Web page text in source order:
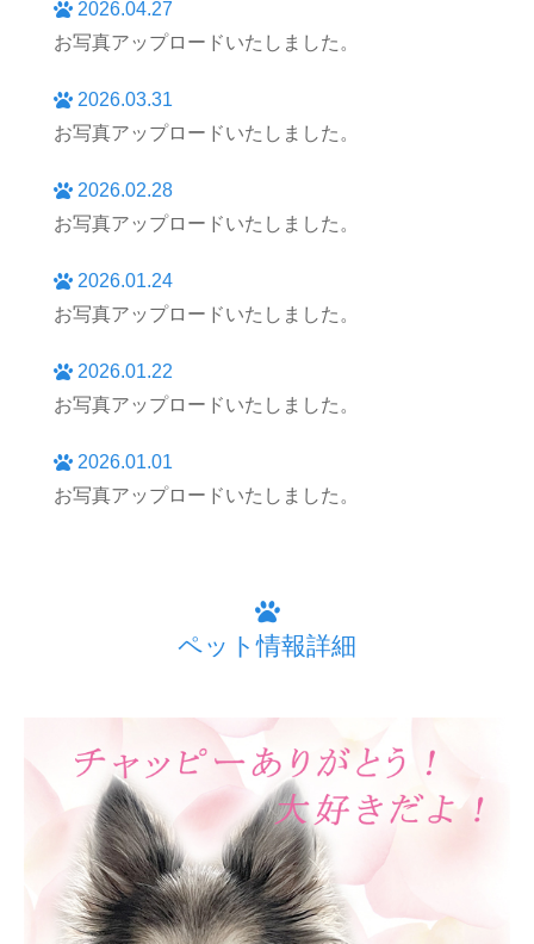
2026.04.27
お写真アップロードいたしました。
2026.03.31
お写真アップロードいたしました。
2026.02.28
お写真アップロードいたしました。
2026.01.24
お写真アップロードいたしました。
2026.01.22
お写真アップロードいたしました。
2026.01.01
お写真アップロードいたしました。
ペット情報詳細